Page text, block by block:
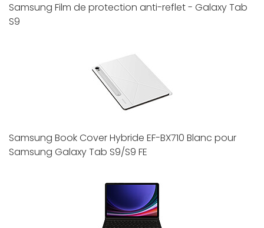
Samsung Film de protection anti-reflet - Galaxy Tab
S9
Samsung Book Cover Hybride EF-BX710 Blanc pour
Samsung Galaxy Tab S9/S9 FE